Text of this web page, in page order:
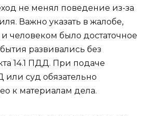
не менял поведение из-за
Важно указать в жалобе,
человеком было достаточное
развивались без
14.1 ПДД. При подаче
суд обязательно
к материалам дела.